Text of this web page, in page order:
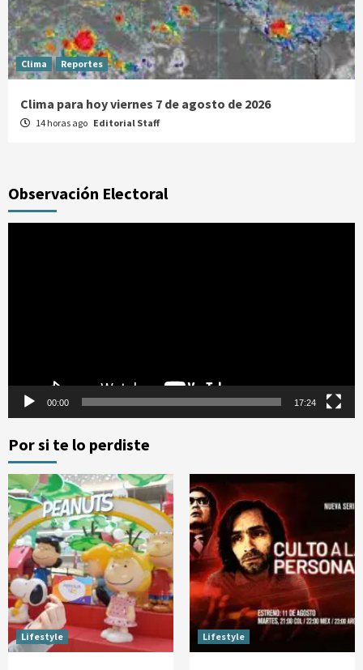
Clima Reportes
Clima para hoy viernes 7 de agosto de 2026
14 horas ago Editorial Staff
Observación Electoral
00:00 17:24
Por si te lo perdiste
Lifestyle Lifestyle